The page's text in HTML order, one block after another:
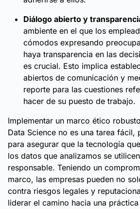
Diálogo abierto y
ambiente en el que los
cómodos expresando
haya transparencia en las
es crucial. Esto implica
abiertos de comunicación y
reporte para las cuestiones
hacer de su puesto de trabajo.
Implementar un marco ético
Data Science no es una tarea fácil,
para asegurar que la tecnología
los datos que analizamos se
responsable. Teniendo un
marco, las empresas pueden no
contra riesgos legales y
liderar el camino hacia una